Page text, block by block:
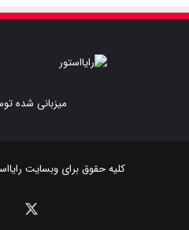
میزبانی شده
کلیه حقوق برای وبسایت